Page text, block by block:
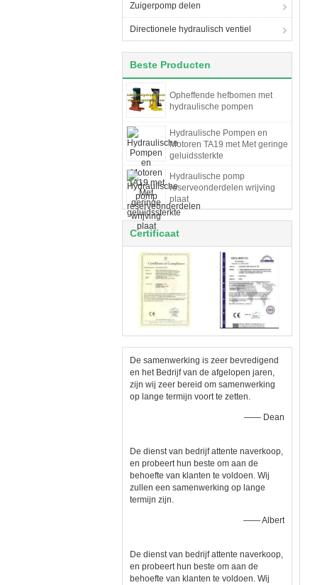
Zuigerpomp delen
Directionele hydraulisch ventiel
Beste Producten
Opheffende hefbomen met
hydraulische pompen
Hydraulische Pompen en
Motoren TA19 met Met geringe
geluidssterkte
Hydraulische pomp
reserveonderdelen wrijving
plaat
Certificaat
De samenwerking is zeer bevredigend
en het Bedrijf van de afgelopen jaren,
zijn wij zeer bereid om samenwerking
op lange termijn voort te zetten.
—— Dean
De dienst van bedrijf attente naverkoop,
en probeert hun beste om aan de
behoefte van klanten te voldoen. Wij
zullen een samenwerking op lange
termijn zijn.
—— Albert
De dienst van bedrijf attente naverkoop,
en probeert hun beste om aan de
behoefte van klanten te voldoen. Wij